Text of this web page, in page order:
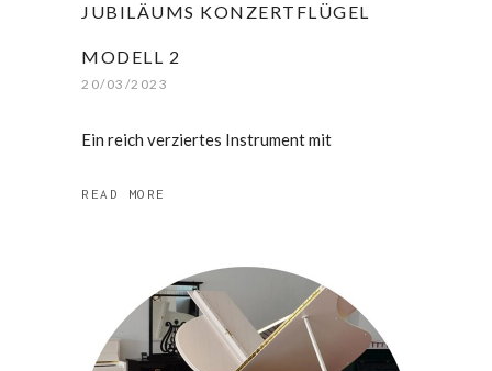
JUBILÄUMS KONZERTFLÜGEL
MODELL 2
20/03/2023
Ein reich verziertes Instrument mit
READ MORE